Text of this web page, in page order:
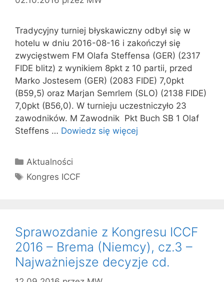
Tradycyjny turniej błyskawiczny odbył się w
hotelu w dniu 2016-08-16 i zakończył się
zwycięstwem FM Olafa Steffensa (GER) (2317
FIDE blitz) z wynikiem 8pkt z 10 partii, przed
Marko Jostesem (GER) (2083 FIDE) 7,0pkt
(B59,5) oraz Marjan Semrlem (SLO) (2138 FIDE)
7,0pkt (B56,0). W turnieju uczestniczyło 23
zawodników. M Zawodnik Pkt Buch SB 1 Olaf
Steffens … Dowiedz się więcej
Kategorie
Aktualności
Tagi
Kongres ICCF
Sprawozdanie z Kongresu ICCF
2016 – Brema (Niemcy), cz.3 –
Najważniejsze decyzje cd.